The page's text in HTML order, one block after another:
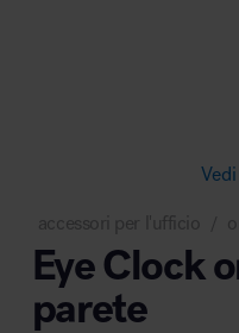
Area lounge e attesa
accessori per l'ufficio
Eye Clock
parete